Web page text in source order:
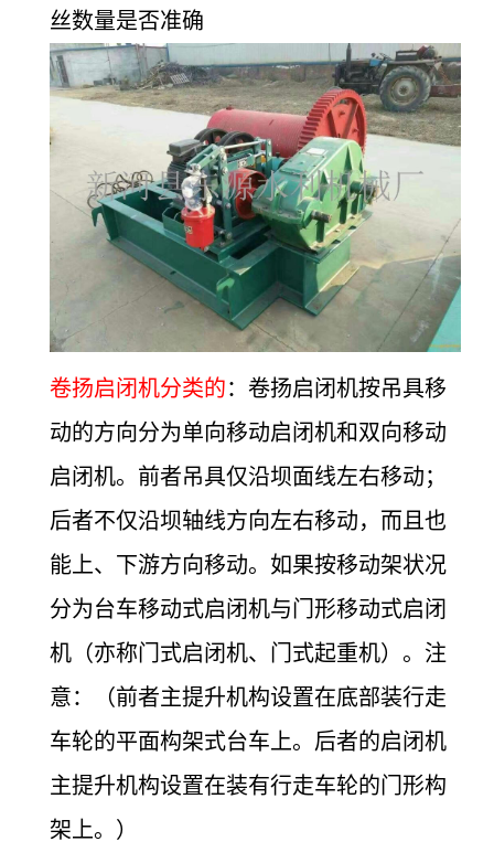
丝数量是否准确
卷扬启闭机分类的：卷扬启闭机按吊具移
动的方向分为单向移动启闭机和双向移动
启闭机。前者吊具仅沿坝面线左右移动；
后者不仅沿坝轴线方向左右移动，而且也
能上、下游方向移动。如果按移动架状况
分为台车移动式启闭机与门形移动式启闭
机（亦称门式启闭机、门式起重机）。注
意：（前者主提升机构设置在底部装行走
车轮的平面构架式台车上。后者的启闭机
主提升机构设置在装有行走车轮的门形构
架上。）